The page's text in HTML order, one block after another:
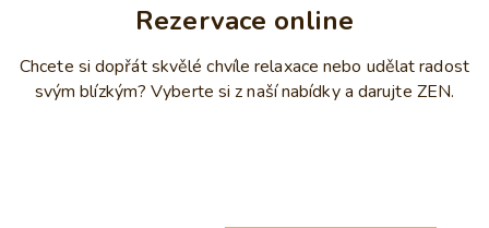
Rezervace online
Chcete si dopřát skvělé chvíle relaxace nebo udělat radost
svým blízkým? Vyberte si z naší nabídky a darujte ZEN.